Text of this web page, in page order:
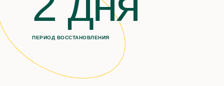
ПЕРИОД ВОССТАНОВЛЕНИЯ